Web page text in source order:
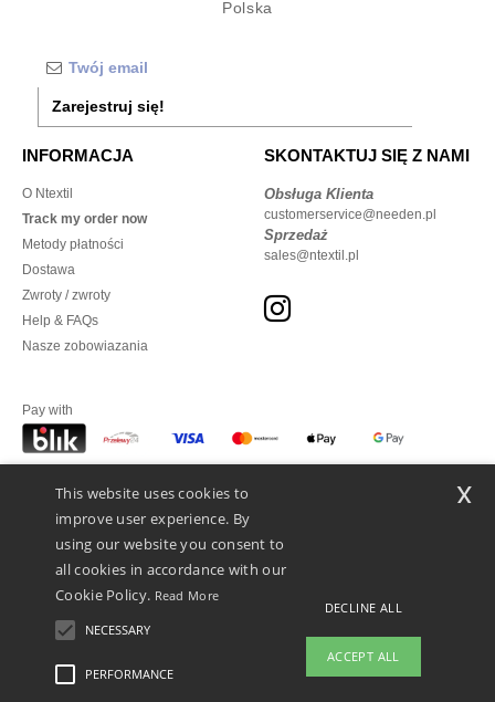
Polska
Zarejestruj się!
INFORMACJA
O Ntextil
Track my order now
Metody płatności
Dostawa
Zwroty / zwroty
Help & FAQs
Nasze zobowiazania
SKONTAKTUJ SIĘ Z NAMI
Obsługa Klienta
customerservice@needen.pl
Sprzedaż
sales@ntextil.pl
Pay with
We ship with
This website uses cookies to
improve user experience. By
using our website you consent to
all cookies in accordance with our
Cookie Policy. Read More
NECESSARY
PERFORMANCE
DECLINE ALL
ACCEPT ALL
x